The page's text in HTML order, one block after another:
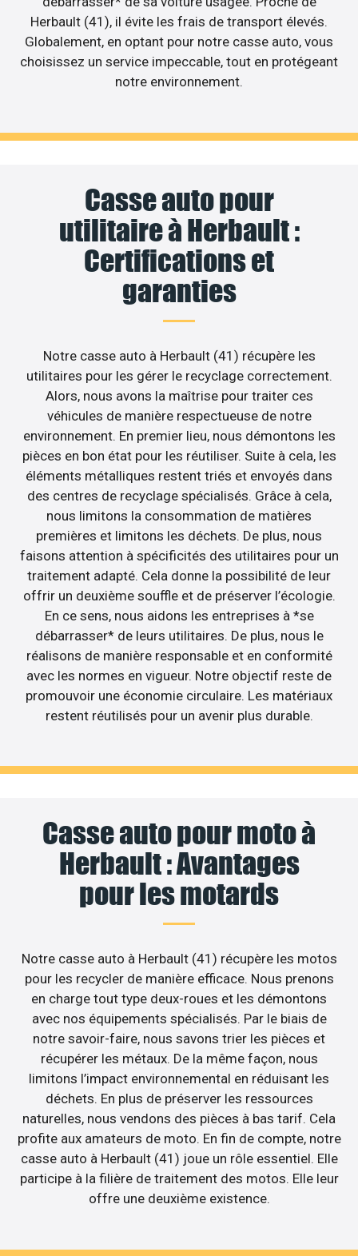
Herbault (41), il évite les frais de transport élevés.
Globalement, en optant pour notre casse auto, vous
choisissez un service impeccable, tout en protégeant
notre environnement.
Casse auto pour
utilitaire à Herbault :
Certifications et
garanties
Notre casse auto à Herbault (41) récupère les
utilitaires pour les gérer le recyclage correctement.
Alors, nous avons la maîtrise pour traiter ces
véhicules de manière respectueuse de notre
environnement. En premier lieu, nous démontons les
pièces en bon état pour les réutiliser. Suite à cela, les
éléments métalliques restent triés et envoyés dans
des centres de recyclage spécialisés. Grâce à cela,
nous limitons la consommation de matières
premières et limitons les déchets. De plus, nous
faisons attention à spécificités des utilitaires pour un
traitement adapté. Cela donne la possibilité de leur
offrir un deuxième souffle et de préserver l’écologie.
En ce sens, nous aidons les entreprises à *se
débarrasser* de leurs utilitaires. De plus, nous le
réalisons de manière responsable et en conformité
avec les normes en vigueur. Notre objectif reste de
promouvoir une économie circulaire. Les matériaux
restent réutilisés pour un avenir plus durable.
Casse auto pour moto à
Herbault : Avantages
pour les motards
Notre casse auto à Herbault (41) récupère les motos
pour les recycler de manière efficace. Nous prenons
en charge tout type deux-roues et les démontons
avec nos équipements spécialisés. Par le biais de
notre savoir-faire, nous savons trier les pièces et
récupérer les métaux. De la même façon, nous
limitons l’impact environnemental en réduisant les
déchets. En plus de préserver les ressources
naturelles, nous vendons des pièces à bas tarif. Cela
profite aux amateurs de moto. En fin de compte, notre
casse auto à Herbault (41) joue un rôle essentiel. Elle
participe à la filière de traitement des motos. Elle leur
offre une deuxième existence.